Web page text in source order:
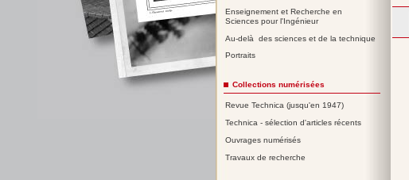
Enseignement et Recherche en
Sciences pour l'Ingénieur
Au-delà des sciences et de la technique
Portraits
Collections numérisées
Revue Technica (jusqu'en 1947)
Technica - sélection d'articles récents
Ouvrages numérisés
Travaux de recherche